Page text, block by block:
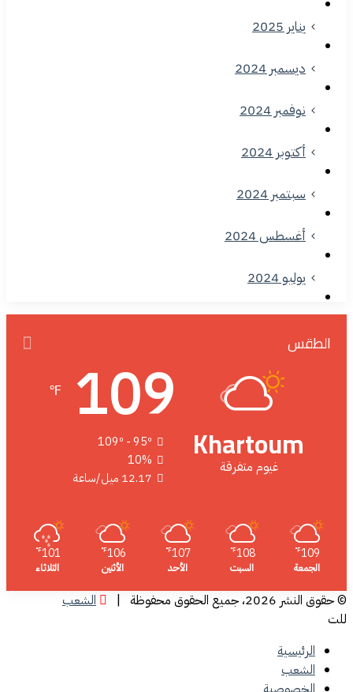
يناير 2025
ديسمبر 2024
نوفمبر 2024
أكتوبر 2024
سبتمبر 2024
أغسطس 2024
يوليو 2024
الطقس
Khartoum
غيوم متفرقة
109
℉
10%
12.17 ميل/ساعة
109
℉
الجمعة
108
℉
السبت
107
℉
الأحد
106
℉
الأثنين
101
℉
الثلاثاء
© حقوق النشر 2026، جميع الحقوق محفوظة |
الشعب
للت
الرئيسية
الشعب